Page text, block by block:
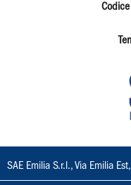
SAE Emilia S.r.l., Via Emilia